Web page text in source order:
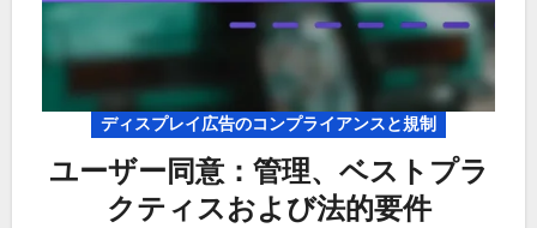
ディスプレイ広告のコンプライアンスと規制
ユーザー同意：管理、ベストプラ
クティスおよび法的要件